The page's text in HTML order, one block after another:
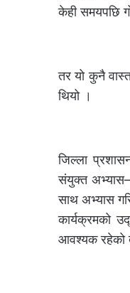
केही समयपछि
तर यो कुनै
थियो ।
जिल्ला
संयुक्त
साथ अभ्यास
कार्यक्रमको
आवश्यक रहेको